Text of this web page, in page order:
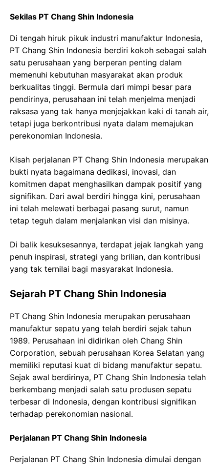
Sekilas PT Chang Shin Indonesia
Di tengah hiruk pikuk industri manufaktur Indonesia,
PT Chang Shin Indonesia berdiri kokoh sebagai salah
satu perusahaan yang berperan penting dalam
memenuhi kebutuhan masyarakat akan produk
berkualitas tinggi. Bermula dari mimpi besar para
pendirinya, perusahaan ini telah menjelma menjadi
raksasa yang tak hanya menjejakkan kaki di tanah air,
tetapi juga berkontribusi nyata dalam memajukan
perekonomian Indonesia.
Kisah perjalanan PT Chang Shin Indonesia merupakan
bukti nyata bagaimana dedikasi, inovasi, dan
komitmen dapat menghasilkan dampak positif yang
signifikan. Dari awal berdiri hingga kini, perusahaan
ini telah melewati berbagai pasang surut, namun
tetap teguh dalam menjalankan visi dan misinya.
Di balik kesuksesannya, terdapat jejak langkah yang
penuh inspirasi, strategi yang brilian, dan kontribusi
yang tak ternilai bagi masyarakat Indonesia.
Sejarah PT Chang Shin Indonesia
PT Chang Shin Indonesia merupakan perusahaan
manufaktur sepatu yang telah berdiri sejak tahun
1989. Perusahaan ini didirikan oleh Chang Shin
Corporation, sebuah perusahaan Korea Selatan yang
memiliki reputasi kuat di bidang manufaktur sepatu.
Sejak awal berdirinya, PT Chang Shin Indonesia telah
berkembang menjadi salah satu produsen sepatu
terbesar di Indonesia, dengan kontribusi signifikan
terhadap perekonomian nasional.
Perjalanan PT Chang Shin Indonesia
Perjalanan PT Chang Shin Indonesia dimulai dengan